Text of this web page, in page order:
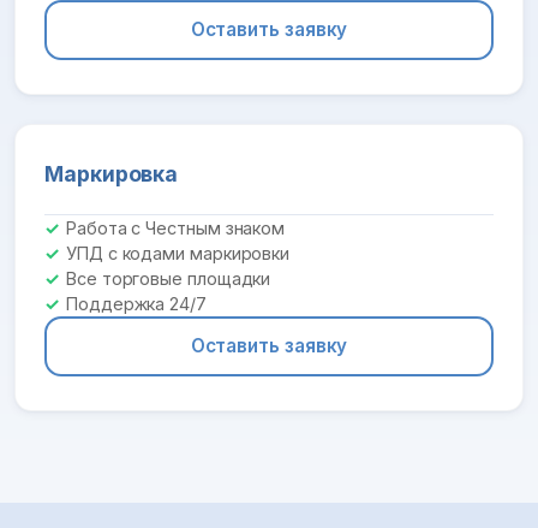
Оставить заявку
Маркировка
Работа с Честным знаком
УПД с кодами маркировки
Все торговые площадки
Поддержка 24/7
Оставить заявку